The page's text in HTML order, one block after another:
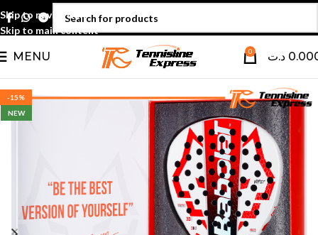
Skip to navigation
Skip to main content
MENU 0 د.ت
-15%
NEW